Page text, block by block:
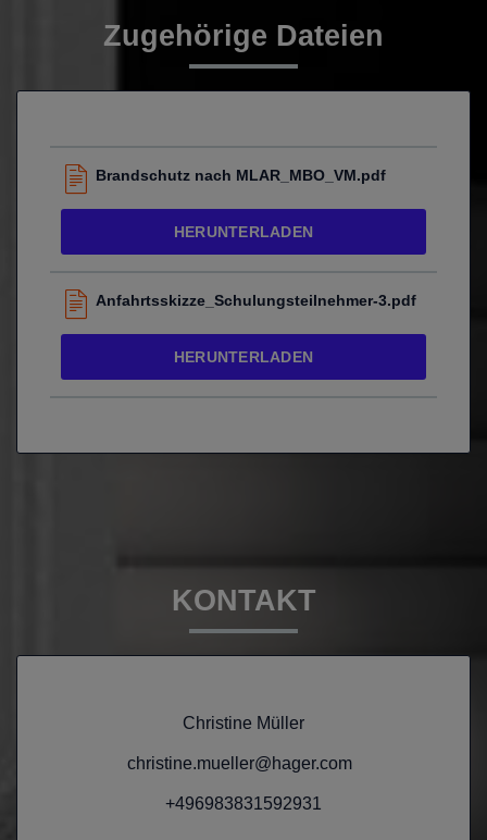
Zugehörige Dateien
Brandschutz nach MLAR_MBO_VM.pdf
HERUNTERLADEN
Anfahrtsskizze_Schulungsteilnehmer-3.pdf
HERUNTERLADEN
KONTAKT
Christine Müller
christine.mueller@hager.com
+496983831592931